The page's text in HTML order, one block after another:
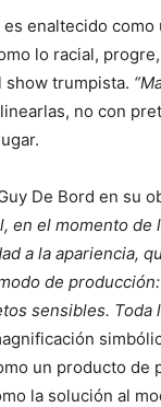
enaltecido
lo racial,
trumpista.
no con
De Bord en su
en el momento de
a la apariencia,
de
sensibles.
un producto
la solución al